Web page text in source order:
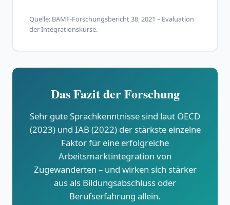
Quelle: BAMF-Forschungsbericht 38, 2021 – Evaluation
der Integrationskurse.
Das Fazit der Forschung
Sehr gute Sprachkenntnisse sind laut OECD
(2023) und IAB (2022) der stärkste einzelne
Faktor für eine erfolgreiche
Arbeitsmarktintegration von
Zugewanderten – und wirken sich stärker
aus als Bildungsabschluss oder
Berufserfahrung allein.